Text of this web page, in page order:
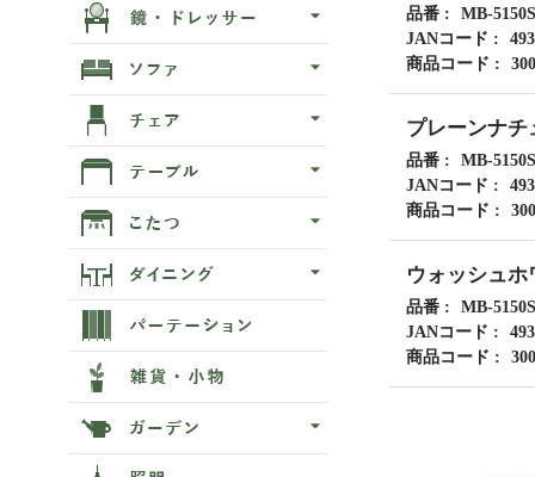
品番
MB-
JANコード
商品コード
プレーンナチ
品番
MB-
JANコード
商品コード
ウォッシュホ
品番
MB-
JANコード
商品コード